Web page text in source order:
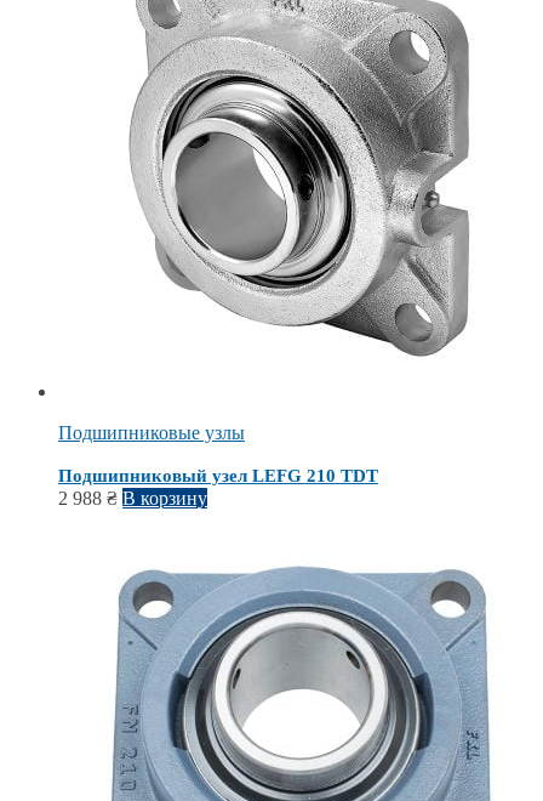
Подшипниковые узлы
Подшипниковый узел LEFG 210 TDT
2 988 ₴ В корзину